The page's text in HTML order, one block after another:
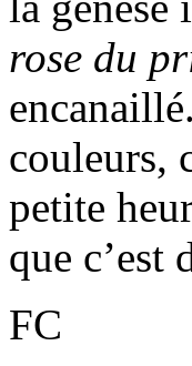
rose du
couleurs,
petite
que c’est
FC